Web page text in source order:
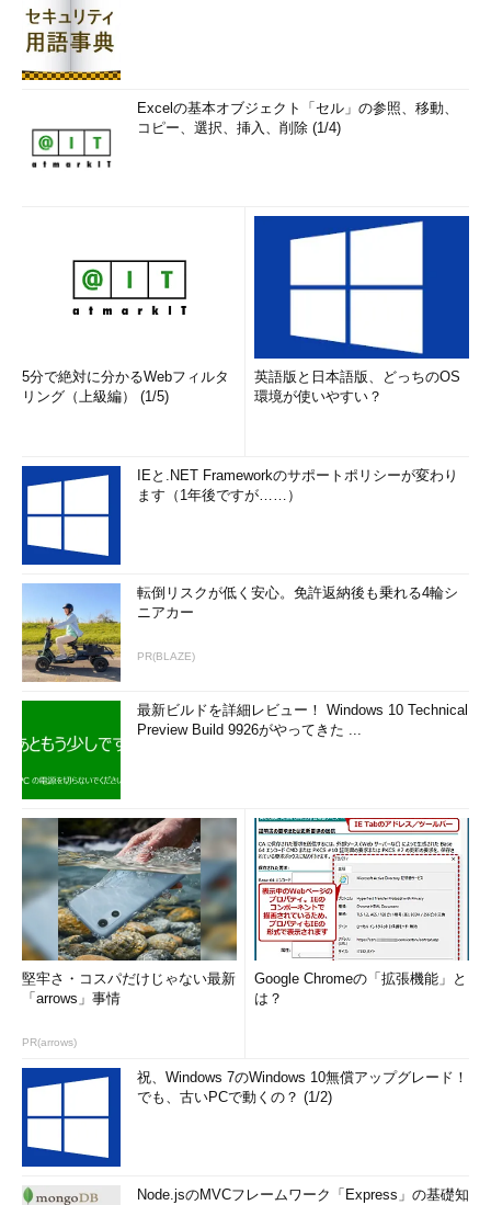
Excelの基本オブジェクト「セル」の参照、移動、
コピー、選択、挿入、削除 (1/4)
5分で絶対に分かるWebフィルタ
リング（上級編） (1/5)
英語版と日本語版、どっちのOS
環境が使いやすい？
IEと.NET Frameworkのサポートポリシーが変わり
ます（1年後ですが……）
転倒リスクが低く安心。免許返納後も乗れる4輪シ
ニアカー
PR(BLAZE)
最新ビルドを詳細レビュー！ Windows 10 Technical
Preview Build 9926がやってきた ...
堅牢さ・コスパだけじゃない最新
「arrows」事情
PR(arrows)
Google Chromeの「拡張機能」と
は？
祝、Windows 7のWindows 10無償アップグレード！
でも、古いPCで動くの？ (1/2)
Node.jsのMVCフレームワーク「Express」の基礎知